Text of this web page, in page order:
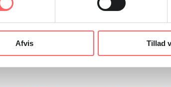
Afvis Tillad